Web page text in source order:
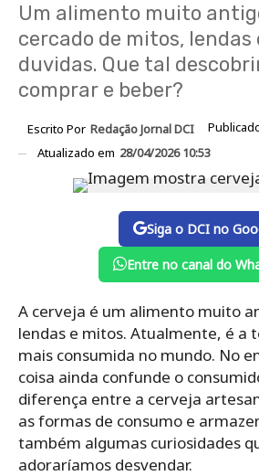
Um alimento muito
cercado de mitos,
duvidas. Que tal
comprar e beber?
Escrito Por Redação Jornal DCI
Atualizado em 28/04/2026 10:53
Siga o DCI no
Entre no canal do
A cerveja é um alimento muito
lendas e mitos. Atualmente, é a
mais consumida no mundo. No
coisa ainda confunde o
diferença entre a cerveja
as formas de consumo e
também algumas curiosidades
adoraríamos desvendar.